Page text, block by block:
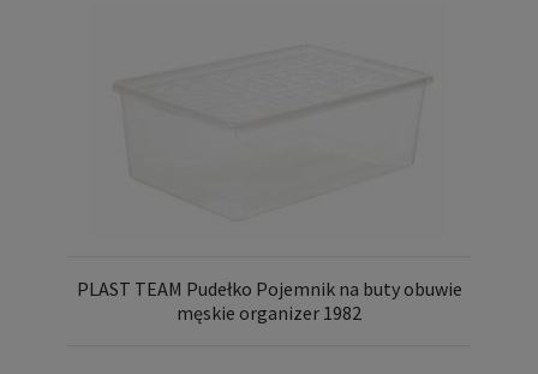
PLAST TEAM Pudełko Pojemnik na buty obuwie
męskie organizer 1982